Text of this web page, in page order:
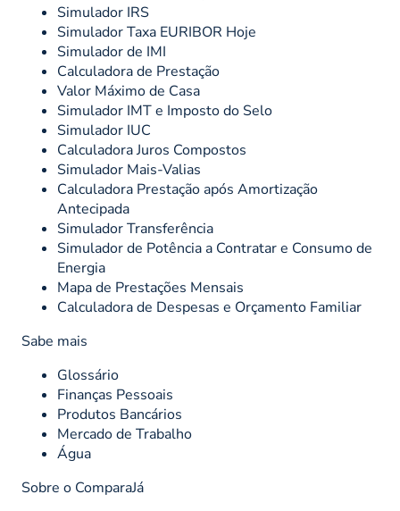
Simulador IRS
Simulador Taxa EURIBOR Hoje
Simulador de IMI
Calculadora de Prestação
Valor Máximo de Casa
Simulador IMT e Imposto do Selo
Simulador IUC
Calculadora Juros Compostos
Simulador Mais-Valias
Calculadora Prestação após Amortização
Antecipada
Simulador Transferência
Simulador de Potência a Contratar e Consumo de
Energia
Mapa de Prestações Mensais
Calculadora de Despesas e Orçamento Familiar
Sabe mais
Glossário
Finanças Pessoais
Produtos Bancários
Mercado de Trabalho
Água
Sobre o ComparaJá